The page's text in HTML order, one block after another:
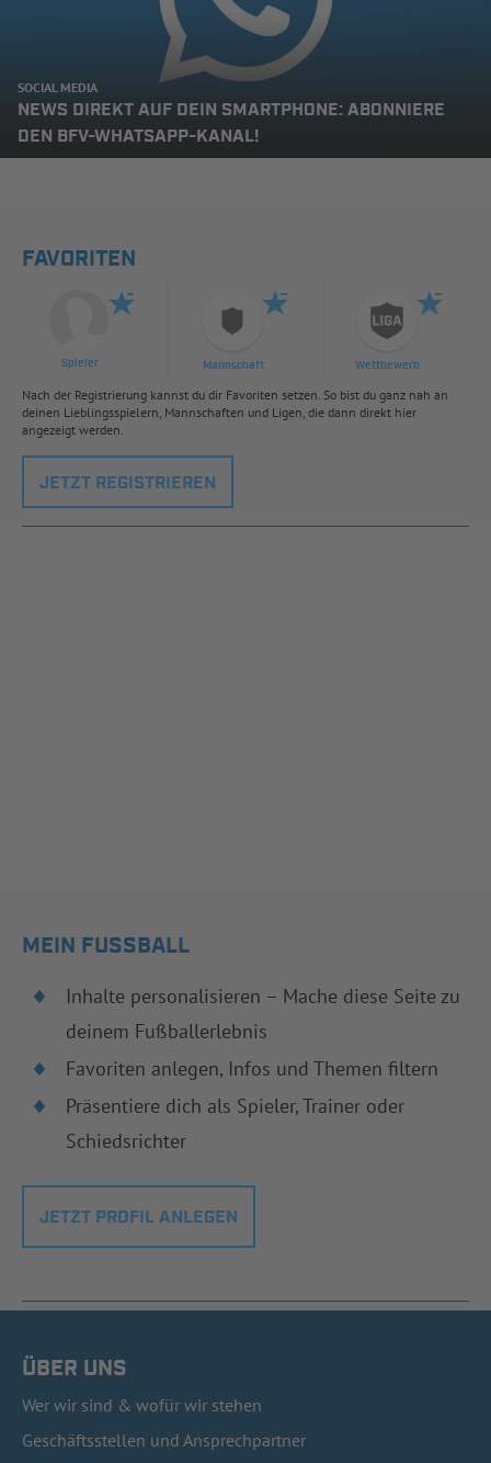
SOCIAL MEDIA
NEWS DIREKT AUF DEIN SMARTPHONE: ABONNIERE
DEN BFV-WHATSAPP-KANAL!
FAVORITEN
Spieler Mannschaft Wettbewerb
Nach der Registrierung kannst du dir Favoriten setzen. So bist du ganz nah an
deinen Lieblingsspielern, Mannschaften und Ligen, die dann direkt hier
angezeigt werden.
JETZT REGISTRIEREN
MEIN FUSSBALL
Inhalte personalisieren – Mache diese Seite zu
deinem Fußballerlebnis
Favoriten anlegen, Infos und Themen filtern
Präsentiere dich als Spieler, Trainer oder
Schiedsrichter
JETZT PROFIL ANLEGEN
ÜBER UNS
Wer wir sind & wofür wir stehen
Geschäftsstellen und Ansprechpartner